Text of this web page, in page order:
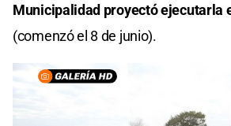
Municipalidad proyectó ejecutarla
(comenzó el 8 de junio).